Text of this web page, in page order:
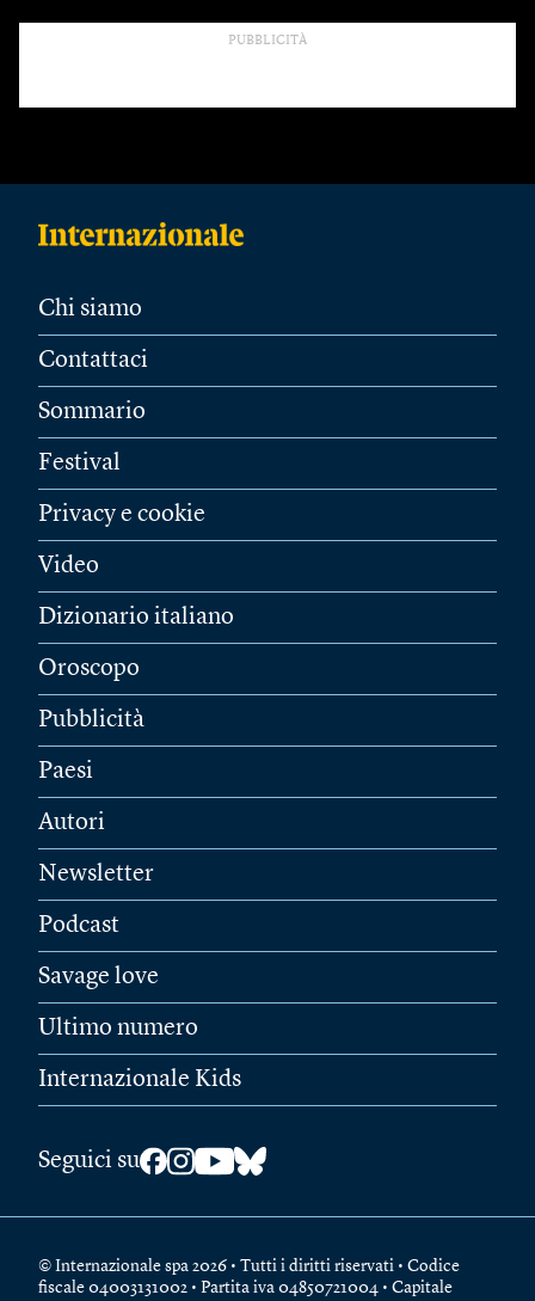
PUBBLICITÀ
Chi siamo
Contattaci
Sommario
Festival
Privacy e cookie
Video
Dizionario italiano
Oroscopo
Pubblicità
Paesi
Autori
Newsletter
Podcast
Savage love
Ultimo numero
Internazionale Kids
Seguici su
© Internazionale spa 2026 • Tutti i diritti riservati • Codice
fiscale 04003131002 • Partita iva 04850721004 • Capitale